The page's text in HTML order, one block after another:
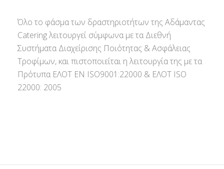
Όλο το φάσμα των δραστηριοτήτων της Αδάμαντας
Catering λειτουργεί σύμφωνα με τα Διεθνή
Συστήματα Διαχείρισης Ποιότητας & Ασφάλειας
Τροφίμων, και πιστοποιείται η λειτουργία της με τα
Πρότυπα ΕΛΟΤ ΕΝ ISO9001:22000 & ΕΛΟΤ ISO
22000: 2005